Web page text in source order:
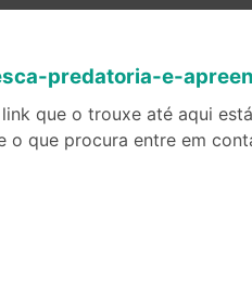
predatoria-e-
que o trouxe até aqui
o que procura entre em